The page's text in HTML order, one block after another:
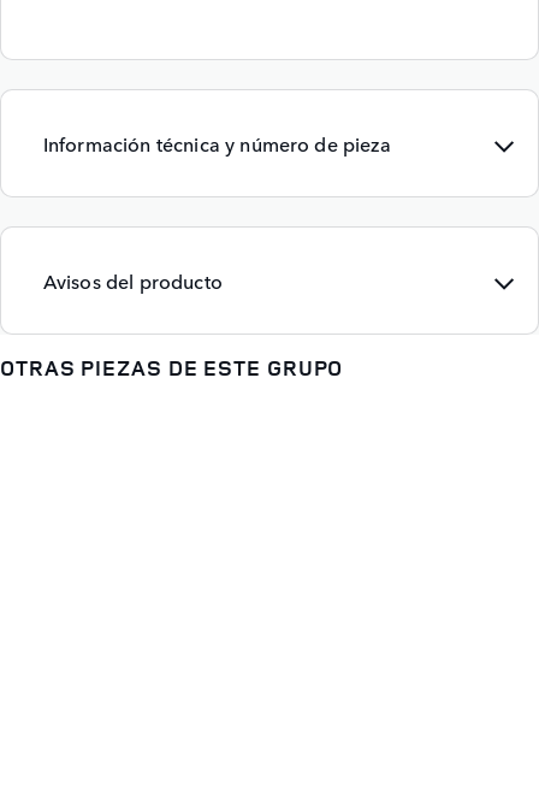
Información técnica y número de pieza
Avisos del producto
OTRAS PIEZAS DE ESTE GRUPO